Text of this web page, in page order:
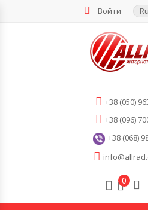
Войти
+38 (050)
+38 (096)
+38 (068)
0